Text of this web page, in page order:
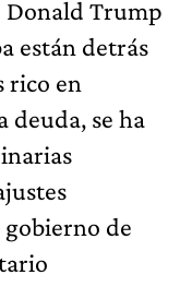
Trump
están detrás
rico en
deuda, se ha
de